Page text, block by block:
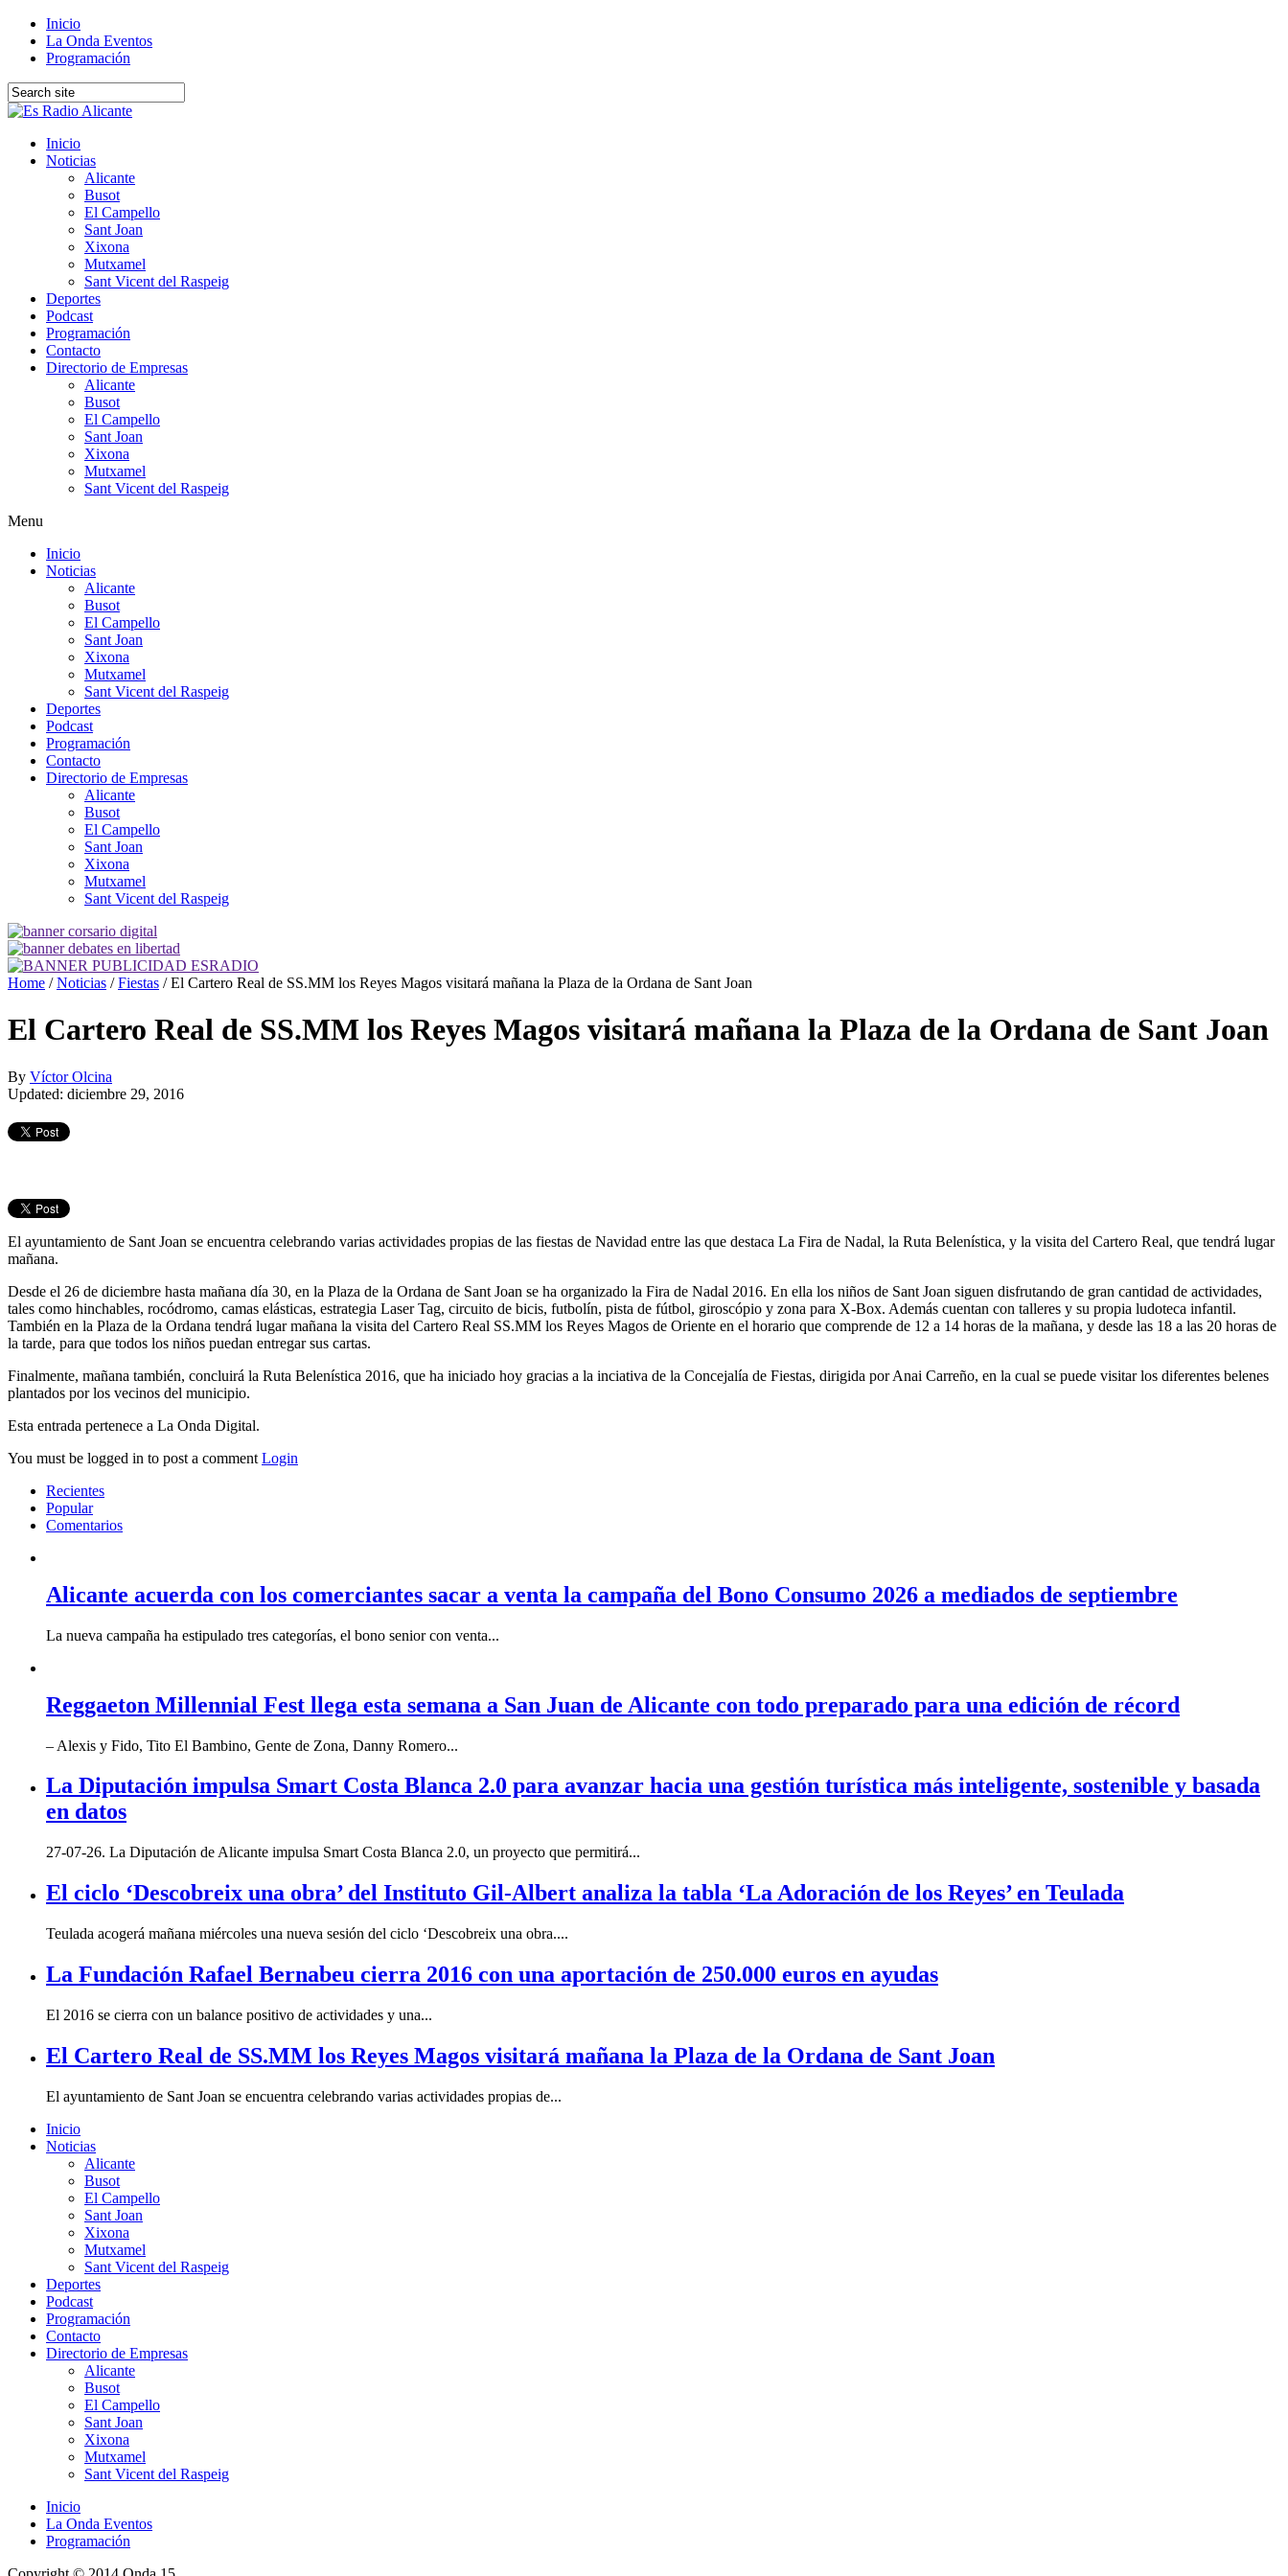
Inicio
La Onda Eventos
Programación
Inicio
Noticias
Alicante
Busot
El Campello
Sant Joan
Xixona
Mutxamel
Sant Vicent del Raspeig
Deportes
Podcast
Programación
Contacto
Directorio de Empresas
Alicante
Busot
El Campello
Sant Joan
Xixona
Mutxamel
Sant Vicent del Raspeig
Menu
Inicio
Noticias
Alicante
Busot
El Campello
Sant Joan
Xixona
Mutxamel
Sant Vicent del Raspeig
Deportes
Podcast
Programación
Contacto
Directorio de Empresas
Alicante
Busot
El Campello
Sant Joan
Xixona
Mutxamel
Sant Vicent del Raspeig
Home /Noticias /Fiestas /El Cartero Real de SS.MM los Reyes Magos visitará mañana la Plaza de la Ordana de Sant Joan
El Cartero Real de SS.MM los Reyes Magos visitará mañana la Plaza de la Ordana de Sant Joan
By Víctor Olcina
Updated: diciembre 29, 2016
El ayuntamiento de Sant Joan se encuentra celebrando varias actividades propias de las fiestas de Navidad entre las que destaca La Fira de Nadal, la Ruta Belenística, y la visita del Cartero Real, que tendrá lugar
mañana.
Desde el 26 de diciembre hasta mañana día 30, en la Plaza de la Ordana de Sant Joan se ha organizado la Fira de Nadal 2016. En ella los niños de Sant Joan siguen disfrutando de gran cantidad de actividades,
tales como hinchables, rocódromo, camas elásticas, estrategia Laser Tag, circuito de bicis, futbolín, pista de fútbol, giroscópio y zona para X-Box. Además cuentan con talleres y su propia ludoteca infantil.
También en la Plaza de la Ordana tendrá lugar mañana la visita del Cartero Real SS.MM los Reyes Magos de Oriente en el horario que comprende de 12 a 14 horas de la mañana, y desde las 18 a las 20 horas de
la tarde, para que todos los niños puedan entregar sus cartas.
Finalmente, mañana también, concluirá la Ruta Belenística 2016, que ha iniciado hoy gracias a la inciativa de la Concejalía de Fiestas, dirigida por Anai Carreño, en la cual se puede visitar los diferentes belenes
plantados por los vecinos del municipio.
Esta entrada pertenece a La Onda Digital.
You must be logged in to post a comment Login
Recientes
Popular
Comentarios
Alicante acuerda con los comerciantes sacar a venta la campaña del Bono Consumo 2026 a mediados de septiembre
La nueva campaña ha estipulado tres categorías, el bono senior con venta...
Reggaeton Millennial Fest llega esta semana a San Juan de Alicante con todo preparado para una edición de récord
– Alexis y Fido, Tito El Bambino, Gente de Zona, Danny Romero...
La Diputación impulsa Smart Costa Blanca 2.0 para avanzar hacia una gestión turística más inteligente, sostenible y basada
en datos
27-07-26. La Diputación de Alicante impulsa Smart Costa Blanca 2.0, un proyecto que permitirá...
El ciclo ‘Descobreix una obra’ del Instituto Gil-Albert analiza la tabla ‘La Adoración de los Reyes’ en Teulada
Teulada acogerá mañana miércoles una nueva sesión del ciclo ‘Descobreix una obra....
La Fundación Rafael Bernabeu cierra 2016 con una aportación de 250.000 euros en ayudas
El 2016 se cierra con un balance positivo de actividades y una...
El Cartero Real de SS.MM los Reyes Magos visitará mañana la Plaza de la Ordana de Sant Joan
El ayuntamiento de Sant Joan se encuentra celebrando varias actividades propias de...
Inicio
Noticias
Alicante
Busot
El Campello
Sant Joan
Xixona
Mutxamel
Sant Vicent del Raspeig
Deportes
Podcast
Programación
Contacto
Directorio de Empresas
Alicante
Busot
El Campello
Sant Joan
Xixona
Mutxamel
Sant Vicent del Raspeig
Inicio
La Onda Eventos
Programación